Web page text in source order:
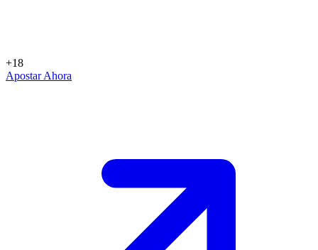
+18
Apostar Ahora